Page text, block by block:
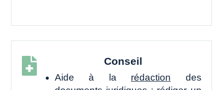
 Conseil
Aide à la rédaction des